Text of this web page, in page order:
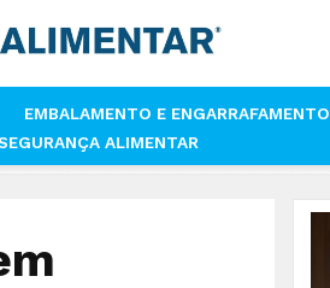
EMBALAMENTO E ENGARRAFAMENTO
ALIMENTAR
FEVEREIRO